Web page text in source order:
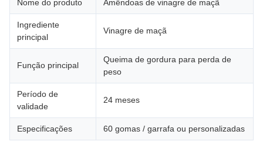
Nome do produto Amêndoas de vinagre de maçã
Ingrediente
principal
Vinagre de maçã
Função principal
Queima de gordura para perda de
peso
Período de
validade
24 meses
Especificações 60 gomas / garrafa ou personalizadas